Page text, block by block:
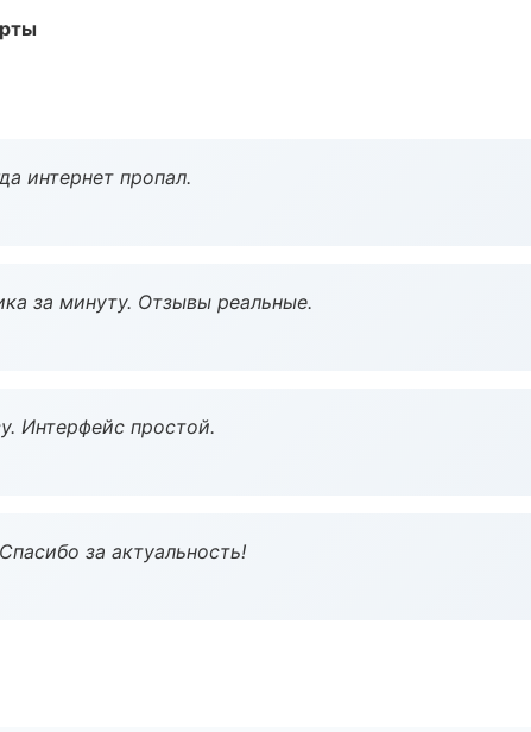
интернет пропал.
за минуту. Отзывы реальные.
Интерфейс простой.
за актуальность!